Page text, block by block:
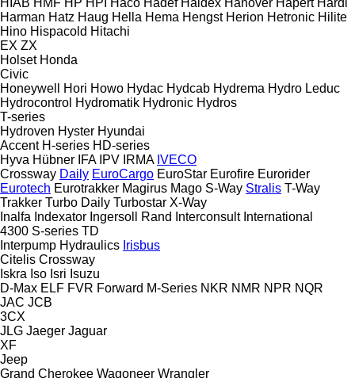
Harman Hatz Haug Hella Hema Hengst Herion Hetronic Hilite
Hino Hispacold Hitachi
EX ZX
Holset Honda
Civic
Honeywell
Hori Howo Hydac Hydcab Hydrema Hydro Leduc
Hydrocontrol Hydromatik Hydronic Hydros
T-series
Hydroven Hyster Hyundai
Accent H-series HD-series
Hyva Hübner IFA IPV IRMA IVECO
Crossway Daily EuroCargo EuroStar Eurofire Eurorider
Eurotech Eurotrakker Magirus Mago S-Way Stralis T-Way
Trakker Turbo Daily Turbostar X-Way
Inalfa Indexator Ingersoll Rand Interconsult International
4300 S-series TD
Interpump Hydraulics Irisbus
Citelis Crossway
Iskra Iso Isri Isuzu
D-Max ELF FVR Forward M-Series NKR NMR NPR NQR
JAC JCB
3CX
JLG Jaeger Jaguar
XF
Jeep
Grand Cherokee Wagoneer Wrangler